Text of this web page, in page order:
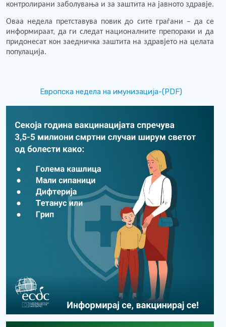
контролирани заболувања и за заштита на јавното здравје.
Оваа недела претставува повик до сите граѓани – да се
информираат, да ги следат националните препораки и да
придонесат кон заедничка заштита на здравјето на целата
популација.
Европска недела на имунизација-(PDF)